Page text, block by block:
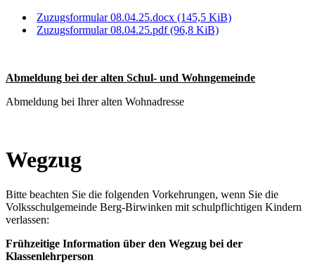
Zuzugsformular 08.04.25.docx (145,5 KiB)
Zuzugsformular 08.04.25.pdf(96,8 KiB)
Abmeldung bei der alten Schul- und Wohngemeinde
Abmeldung bei Ihrer alten Wohnadresse
Wegzug
Bitte beachten Sie die folgenden Vorkehrungen, wenn Sie die
Volksschulgemeinde Berg-Birwinken mit schulpflichtigen Kindern
verlassen:
Frühzeitige Information über den Wegzug bei der
Klassenlehrperson